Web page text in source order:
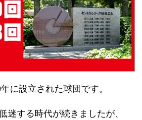
に設立された球団です。
迷する時代が続きましたが、